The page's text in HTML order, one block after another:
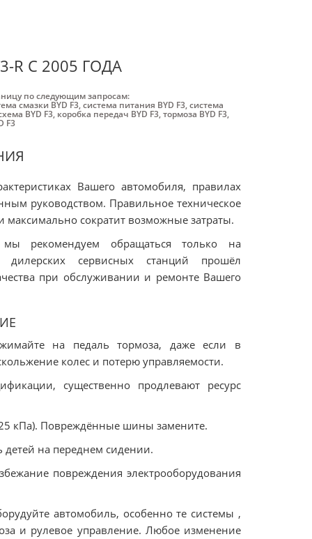
R С 2005 ГОДА
по следующим запросам:
смазки BYD F3,система питания BYD F3,система
BYD F3, коробка передач BYD F3,тормоза BYD F3,
F3
Вашего автомобиля, правилах
руководством. Правильное техническое
максимально сократит возможные затраты.
рекомендуем обращаться только на
дилерских сервисных станций прошёл
при обслуживании и ремонте Вашего
на педаль тормоза, даже если в
колес и потерю управляемости.
существенно продлевают ресурс
кПа). Повреждённые шины замените.
на переднем сидении.
повреждения электрооборудования
автомобиль, особенно те системы ,
и рулевое управление. Любое изменение